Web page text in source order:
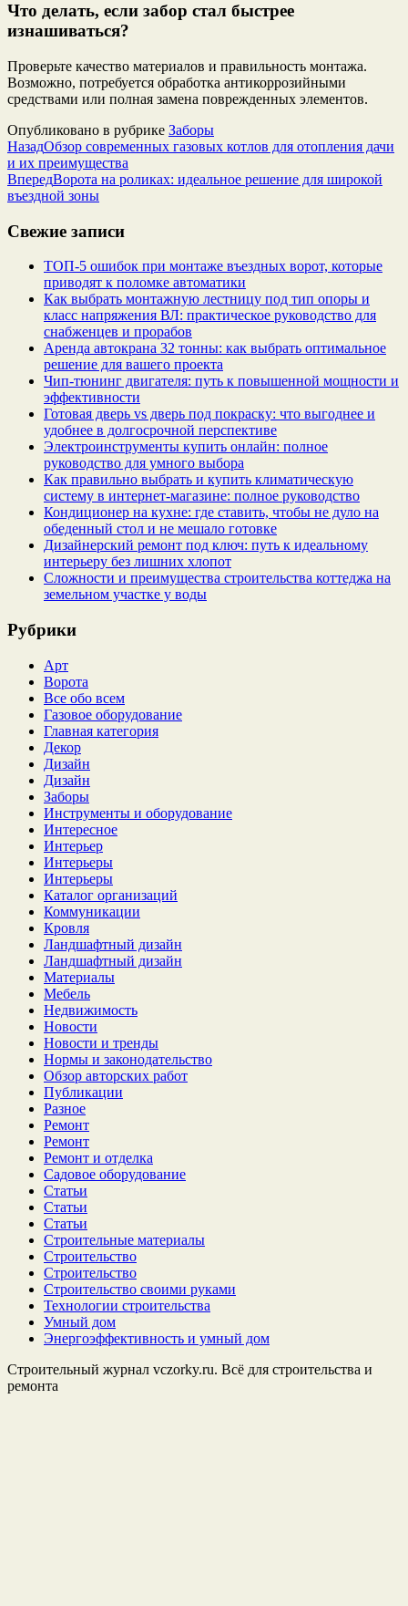
Что делать, если забор стал быстрее
изнашиваться?
Проверьте качество материалов и правильность монтажа.
Возможно, потребуется обработка антикоррозийными
средствами или полная замена поврежденных элементов.
Опубликовано в рубрике Заборы
НазадОбзор современных газовых котлов для отопления дачи
и их преимущества
ВпередВорота на роликах: идеальное решение для широкой
въездной зоны
Свежие записи
ТОП-5 ошибок при монтаже въездных ворот, которые
приводят к поломке автоматики
Как выбрать монтажную лестницу под тип опоры и
класс напряжения ВЛ: практическое руководство для
снабженцев и прорабов
Аренда автокрана 32 тонны: как выбрать оптимальное
решение для вашего проекта
Чип‑тюнинг двигателя: путь к повышенной мощности и
эффективности
Готовая дверь vs дверь под покраску: что выгоднее и
удобнее в долгосрочной перспективе
Электроинструменты купить онлайн: полное
руководство для умного выбора
Как правильно выбрать и купить климатическую
систему в интернет‑магазине: полное руководство
Кондиционер на кухне: где ставить, чтобы не дуло на
обеденный стол и не мешало готовке
Дизайнерский ремонт под ключ: путь к идеальному
интерьеру без лишних хлопот
Сложности и преимущества строительства коттеджа на
земельном участке у воды
Рубрики
Арт
Ворота
Все обо всем
Газовое оборудование
Главная категория
Декор
Дизайн
Дизайн
Заборы
Инструменты и оборудование
Интересное
Интерьер
Интерьеры
Интерьеры
Каталог организаций
Коммуникации
Кровля
Ландшафтный дизайн
Ландшафтный дизайн
Материалы
Мебель
Недвижимость
Новости
Новости и тренды
Нормы и законодательство
Обзор авторских работ
Публикации
Разное
Ремонт
Ремонт
Ремонт и отделка
Садовое оборудование
Статьи
Статьи
Статьи
Строительные материалы
Строительство
Строительство
Строительство своими руками
Технологии строительства
Умный дом
Энергоэффективность и умный дом
Строительный журнал vczorky.ru. Всё для строительства и
ремонта